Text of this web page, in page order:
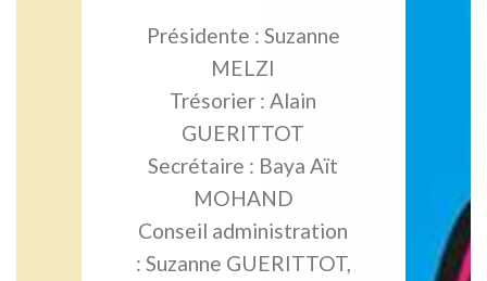
Présidente : Suzanne
MELZI
Trésorier : Alain
GUERITTOT
Secrétaire : Baya Aït
MOHAND
Conseil administration
: Suzanne GUERITTOT,